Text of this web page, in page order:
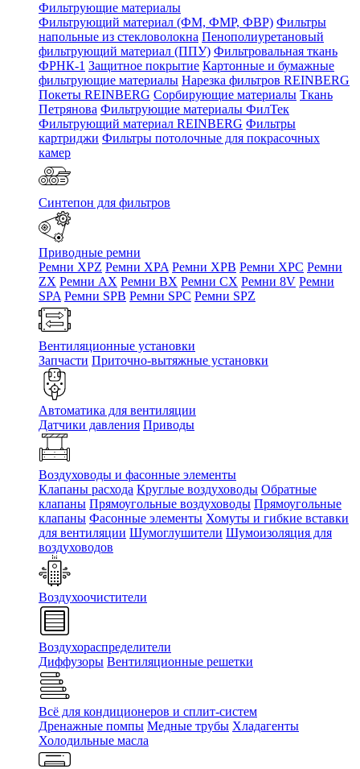
Фильтрующие материалы
Фильтрующий материал (ФМ, ФМР, ФВР) Фильтры
напольные из стекловолокна Пенополиуретановый
фильтрующий материал (ППУ) Фильтровальная ткань
ФРНК-1 Защитное покрытие Картонные и бумажные
фильтрующие материалы Нарезка фильтров REINBERG
Покеты REINBERG Сорбирующие материалы Ткань
Петрянова Фильтрующие материалы ФилТек
Фильтрующий материал REINBERG Фильтры
картриджи Фильтры потолочные для покрасочных
камер
Синтепон для фильтров
Приводные ремни
Ремни XPZ Ремни XPA Ремни XPB Ремни XPC Ремни
ZX Ремни AX Ремни BX Ремни CX Ремни 8V Ремни
SPA Ремни SPB Ремни SPC Ремни SPZ
Вентиляционные установки
Запчасти Приточно-вытяжные установки
Автоматика для вентиляции
Датчики давления Приводы
Воздуховоды и фасонные элементы
Клапаны расхода Круглые воздуховоды Обратные
клапаны Прямоугольные воздуховоды Прямоугольные
клапаны Фасонные элементы Хомуты и гибкие вставки
для вентиляции Шумоглушители Шумоизоляция для
воздуховодов
Воздухоочистители
Воздухораспределители
Диффузоры Вентиляционные решетки
Всё для кондиционеров и сплит-систем
Дренажные помпы Медные трубы Хладагенты
Холодильные масла